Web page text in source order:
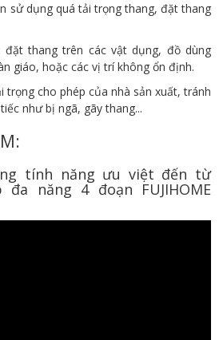
sử dụng quá tải trọng thang, đặt thang
thang trên các vật dụng, đồ dùng
giáo, hoặc các vị trí không ổn định.
trọng cho phép của nhà sản xuất, tránh
như bị ngã, gãy thang...
tính năng ưu việt đến từ
năng 4 đoạn FUJIHOME